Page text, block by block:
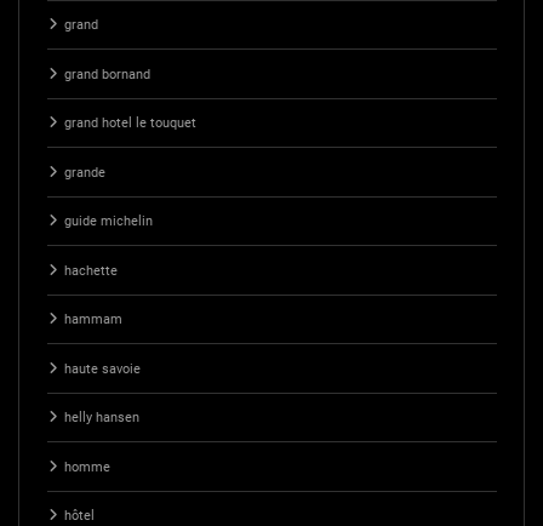
grand
grand bornand
grand hotel le touquet
grande
guide michelin
hachette
hammam
haute savoie
helly hansen
homme
hôtel